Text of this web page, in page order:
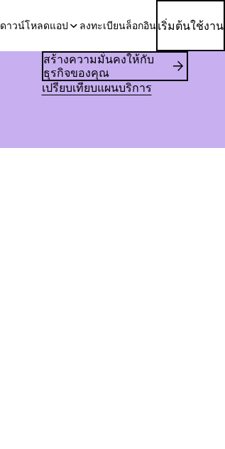
ดาวน์โหลดแอป ลงทะเบียนล็อกอินเริ่มต้นใช้งาน
สร้างความมั่นคงให้กับ
ธุรกิจของคุณ
เปรียบเทียบแผนบริการ